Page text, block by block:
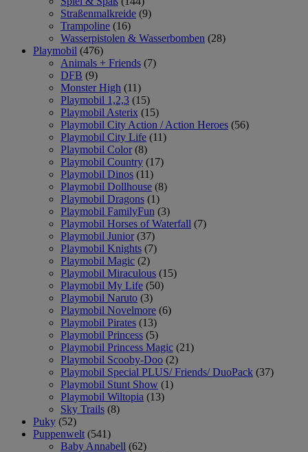
Straßenmalkreide (9)
Trampoline (16)
Wasserpistolen & Wasserbomben (28)
Playmobil (476)
Animals + Friends (7)
DFB (9)
Monster High (11)
Playmobil 1,2,3 (15)
Playmobil Asterix (15)
Playmobil City Action / Action Heroes (56)
Playmobil City Life (11)
Playmobil Color (8)
Playmobil Country (17)
Playmobil Dinos (11)
Playmobil Dollhouse (8)
Playmobil Dragons (1)
Playmobil FamilyFun (3)
Playmobil Horses of Waterfall (7)
Playmobil Junior (37)
Playmobil Knights (7)
Playmobil Magic (2)
Playmobil Miraculous (15)
Playmobil My Life (50)
Playmobil Naruto (3)
Playmobil Novelmore (6)
Playmobil Pirates (13)
Playmobil Princess (5)
Playmobil Princess Magic (21)
Playmobil Scooby-Doo (2)
Playmobil Special PLUS/ Friends/ DuoPack (37)
Playmobil Stunt Show (1)
Playmobil Wiltopia (13)
Sky Trails (8)
Puky (52)
Puppenwelt (541)
Baby Annabell (62)